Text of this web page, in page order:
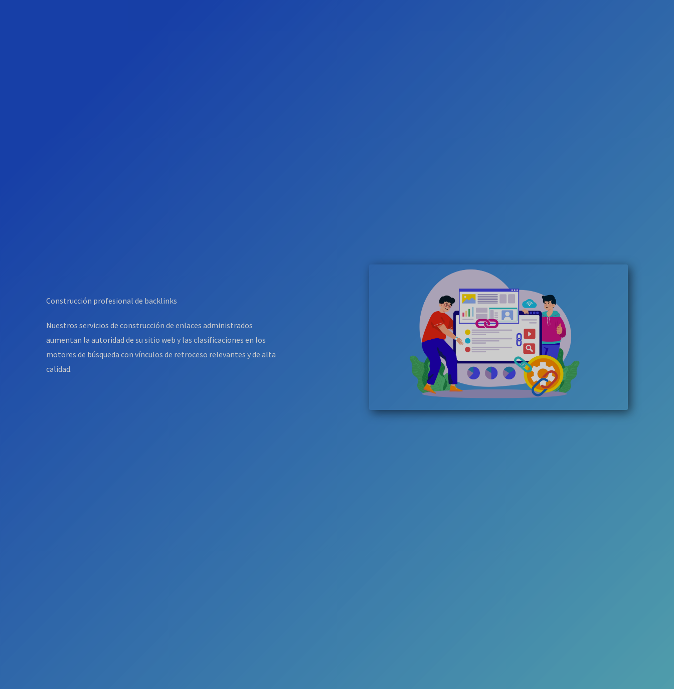
Construcción profesional de backlinks
Nuestros servicios de construcción de enlaces administrados
aumentan la autoridad de su sitio web y las clasificaciones en los
motores de búsqueda con vínculos de retroceso relevantes y de alta
calidad.